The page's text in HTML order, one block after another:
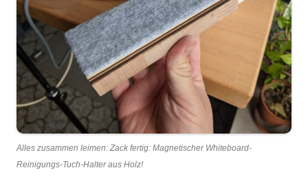
Alles zusammen leimen: Zack fertig: Magnetischer Whiteboard-
Reinigungs-Tuch-Halter aus Holz!